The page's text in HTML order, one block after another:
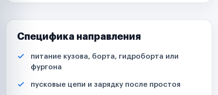
Специфика направления
питание кузова, борта, гидроборта или
фургона
пусковые цепи и зарядку после простоя